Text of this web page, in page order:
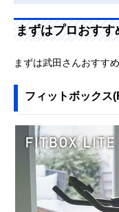
まずはプロおす
まずは武田さんおすす
フィットボックス